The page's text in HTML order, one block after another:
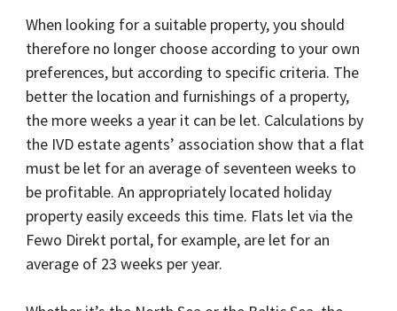
When looking for a suitable property, you should
therefore no longer choose according to your own
preferences, but according to specific criteria. The
better the location and furnishings of a property,
the more weeks a year it can be let. Calculations by
the IVD estate agents’ association show that a flat
must be let for an average of seventeen weeks to
be profitable. An appropriately located holiday
property easily exceeds this time. Flats let via the
Fewo Direkt portal, for example, are let for an
average of 23 weeks per year.